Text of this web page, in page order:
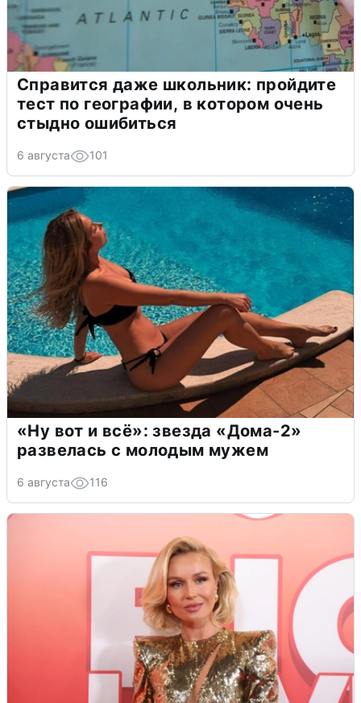
Справится даже школьник: пройдите
тест по географии, в котором очень
стыдно ошибиться
6 августа 101
«Ну вот и всё»: звезда «Дома-2»
развелась с молодым мужем
6 августа 116